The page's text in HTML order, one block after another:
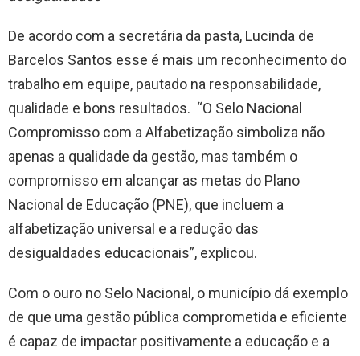
De acordo com a secretária da pasta, Lucinda de
Barcelos Santos esse é mais um reconhecimento do
trabalho em equipe, pautado na responsabilidade,
qualidade e bons resultados. “O Selo Nacional
Compromisso com a Alfabetização simboliza não
apenas a qualidade da gestão, mas também o
compromisso em alcançar as metas do Plano
Nacional de Educação (PNE), que incluem a
alfabetização universal e a redução das
desigualdades educacionais”, explicou.
Com o ouro no Selo Nacional, o município dá exemplo
de que uma gestão pública comprometida e eficiente
é capaz de impactar positivamente a educação e a